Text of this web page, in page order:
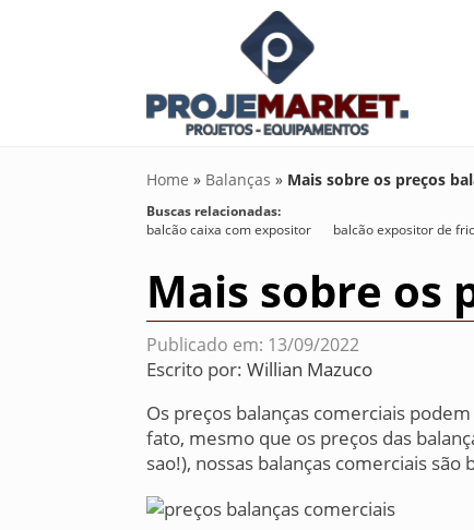
Home » Balanças » Mais sobre os preços
Buscas relacionadas:
balcão caixa com expositor
balcão expositor de
Mais sobre os
Publicado em: 13/09/2022
Escrito por:Willian Mazuco
Os preços balanças comerciais
fato, mesmo que os preços das
sao!), nossas balanças comerciais